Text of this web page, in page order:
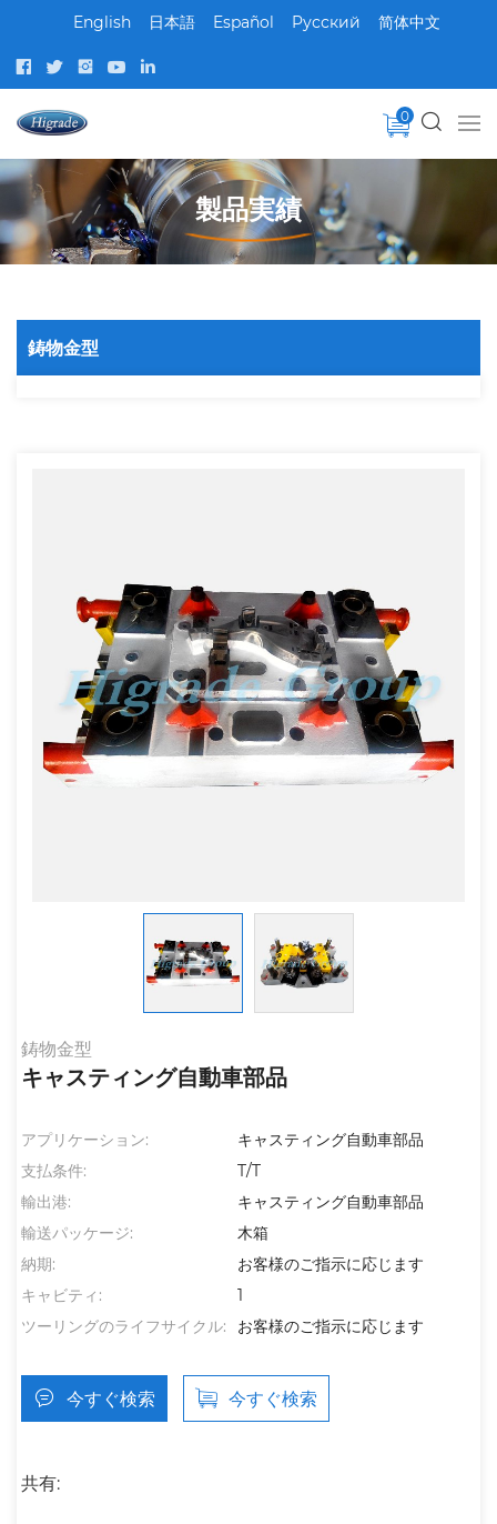
English 日本語 Español Pусский 简体中文
0
製品実績
鋳物金型
鋳物金型
キャスティング自動車部品
アプリケーション:
キャスティング自動車部品
支払条件:
T/T
輸出港:
キャスティング自動車部品
輸送パッケージ:
木箱
納期:
お客様のご指示に応じます
キャビティ:
1
ツーリングのライフサイクル:
お客様のご指示に応じます
今すぐ検索 今すぐ検索
共有: